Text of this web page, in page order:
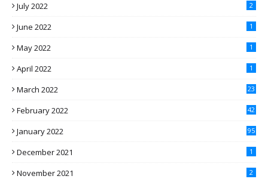
July 2022 2
June 2022 1
May 2022 1
April 2022 1
March 2022 23
February 2022 42
January 2022 95
December 2021 1
November 2021 2